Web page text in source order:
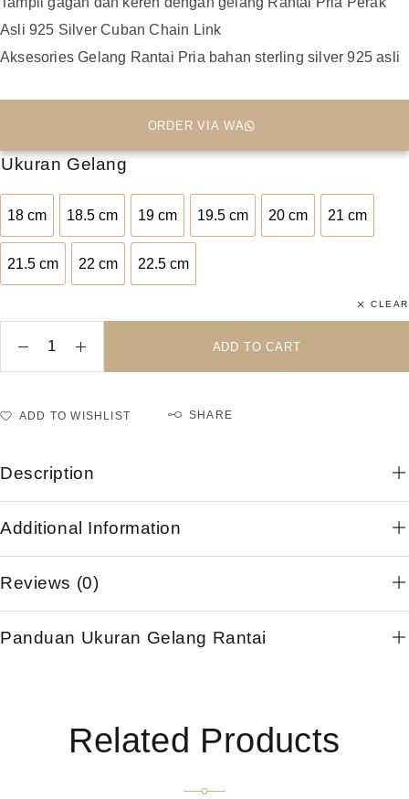
Asli 925 Silver Cuban Chain Link
Aksesories Gelang Rantai Pria bahan sterling silver 925 asli
ORDER VIA WA
Ukuran Gelang
18 cm
18 cm
18.5 cm
18,5 cm
19 cm
19 cm
19.5 cm
19,5 cm
20 cm
20 cm
21 cm
21 cm
21.5 cm
21,5 cm
22 cm
22 cm
22.5 cm
22,5 cm
CLEAR
ADD TO CART
ADD TO WISHLIST SHARE
Description
Additional Information
Reviews (0)
Panduan Ukuran Gelang Rantai
Related Products